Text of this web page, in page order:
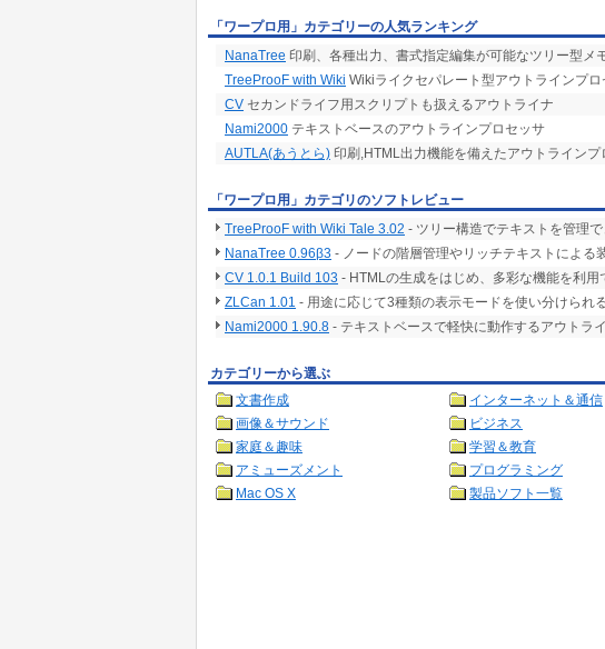
「ワープロ用」カテゴリーの人気ランキング
NanaTree 印刷、各種出力、書式指定編集が可能なツリー型メ
TreeProoF with Wiki Wikiライクセパレート型アウトラインプロ
CV セカンドライフ用スクリプトも扱えるアウトライナ
Nami2000 テキストベースのアウトラインプロセッサ
AUTLA(あうとら) 印刷,HTML出力機能を備えたアウトラインプ
「ワープロ用」カテゴリのソフトレビュー
TreeProoF with Wiki Tale 3.02 - ツリー構造でテキストを管理
NanaTree 0.96β3 - ノードの階層管理やリッチテキストによる
CV 1.0.1 Build 103 - HTMLの生成をはじめ、多彩な機能を利
ZLCan 1.01 - 用途に応じて3種類の表示モードを使い分けられ
Nami2000 1.90.8 - テキストベースで軽快に動作するアウトラ
カテゴリーから選ぶ
文書作成
インターネット＆通信
画像＆サウンド
ビジネス
家庭＆趣味
学習＆教育
アミューズメント
プログラミング
Mac OS X
製品ソフト一覧